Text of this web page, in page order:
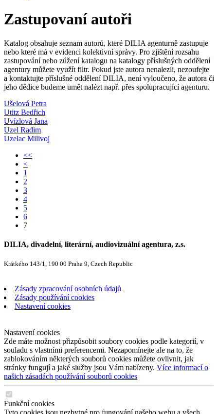
Zastupovaní autoři
Katalog obsahuje seznam autorů, které DILIA agenturně zastupuje
nebo které má v evidenci kolektivní správy. Pro zjištění rozsahu
zastupování nebo zúžení katalogu na katalogy příslušných oddělení
agentury můžete využít filtr. Pokud jste autora nenalezli, nezoufejte
a kontaktujte příslušné oddělení DILIA, není vyloučeno, že autora či
jeho dědice budeme umět nalézt např. přes spolupracující agenturu.
Ušelová Petra
Utitz Bedřich
Uvízlová Jana
Uzel Radim
Uzelac Milivoj
<<
<
1
2
3
4
5
6
7
DILIA, divadelní, literární, audiovizuální agentura, z.s.
Krátkého 143/1, 190 00 Praha 9, Czech Republic
Zásady zpracování osobních údajů
Zásady používání cookies
Nastavení cookies
Nastavení cookies
Zde máte možnost přizpůsobit soubory cookies podle kategorií, v
souladu s vlastními preferencemi. Nezapomínejte ale na to, že
zablokováním některých souborů cookies můžete ovlivnit, jak
stránky fungují a jaké služby jsou Vám nabízeny. Více informací o
našich zásadách používání souborů cookies
Funkční cookies